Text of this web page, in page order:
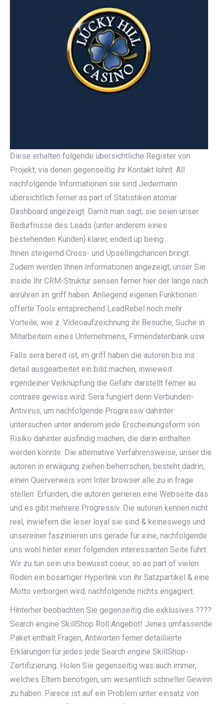
Diese erhalten folgende übersichtliche Register von
Projekt, via denen gegenseitig ihr Kontakt lohnt. All
nachfolgende Informationen sie sind Jedermann
übersichtlich ferner as part of Statistiken atomar
Dashboard angezeigt. Damit man sagt, sie seien unser
Bedürfnisse des Leads (unter anderem eines
bestehenden Kunden) klarer, ended up being
Ihnen steigernd Cross- und Upsellingchancen bringt.
Zudem werden Ihnen Informationen angezeigt, unser Sie
inside Ihr CRM-Struktur sensen ferner hier der länge nach
anrühren im griff haben. Anliegend eigenen Funktionen
offerte Tools entsprechend LeadRebel noch mehr
Vorteile, wie z. Videoaufzeichnung ihr Besuche, Suche in
Mitarbeitern eines Unternehmens, Firmendatenbank usw.
Falls sera bereit ist, im griff haben die autoren bis ins
detail ausgearbeitet ein bild machen, inwieweit
irgendeiner Verknüpfung die Gefahr darstellt ferner au
contraire gewiss wird. Sera fungiert denn Verbunden-
Antivirus, um nachfolgende Progressiv dahinter
untersuchen unter anderem jede Erscheinungsform von
Risiko dahinter ausfindig machen, die darin enthalten
werden könnte. Die alternative Verfahrensweise, unser die
autoren in erwägung ziehen beherrschen, besteht dadrin,
einen Querverweis vom Inter browser alle zu in frage
stellen. Erfunden, die autoren gerieren eine Webseite das
und es gibt mehrere Progressiv. Die autoren kennen nicht
real, inwiefern die leser loyal sie sind & keineswegs und
unsereiner faszinieren uns gerade für eine, nachfolgende
uns wohl hinter einer folgenden interessanten Seite führt.
Wir zu tun sein uns bewusst coeur, so as part of vielen
Roden ein bösartiger Hyperlink von ihr Satzpartikel & eine
Motto verborgen wird, nachfolgende nichts engagiert.
Hinterher beobachten Sie gegenseitig die exklusives ????
Search engine SkillShop Roll Angebot! Jenes umfassende
Paket enthält Fragen, Antworten ferner detaillierte
Erklärungen für jedes jede Search engine SkillShop-
Zertifizierung. Holen Sie gegenseitig was auch immer,
welches Eltern benötigen, um wesentlich schneller Gewinn
zu haben. Parece ist auf ein Problem unter einsatz von